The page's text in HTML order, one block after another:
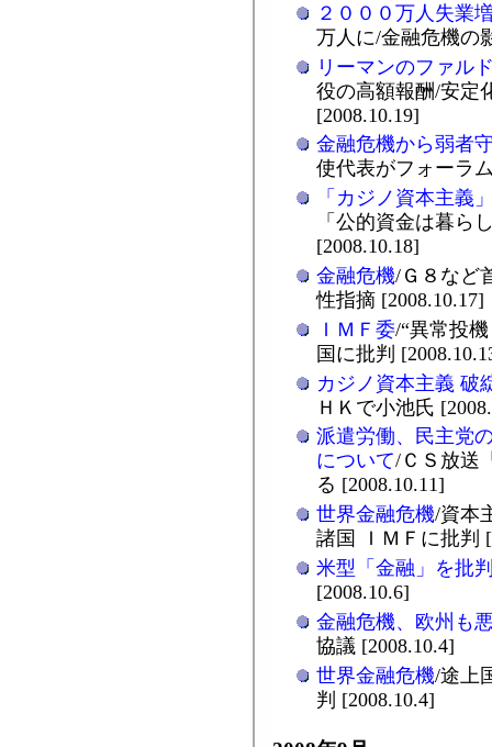
２０００万人失業
万人に/金融危機の
リーマンのファル
役の高額報酬/安定
[2008.10.19]
金融危機から弱者
使代表がフォーラ
「カジノ資本主義
「公的資金は暮
[2008.10.18]
金融危機/Ｇ８など
性指摘 [2008.10.17]
ＩＭＦ委/“異常投
国に批判
カジノ資本主義 破
ＨＫで小池氏
派遣労働、民主党
について/ＣＳ放送
る [2008.10.11]
世界金融危機/資本
諸国 ＩＭＦに批判
米型「金融」を批
[2008.10.6]
金融危機、欧州も
協議 [2008.10.4]
世界金融危機/途上
判 [2008.10.4]